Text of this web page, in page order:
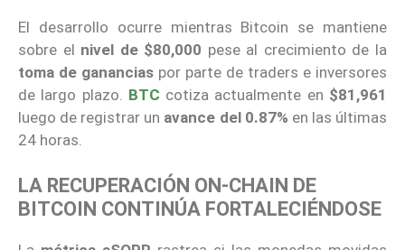
El desarrollo ocurre mientras Bitcoin se mantiene
sobre el nivel de $80,000 pese al crecimiento de la
toma de ganancias por parte de traders e inversores
de largo plazo. BTC cotiza actualmente en $81,961
luego de registrar un avance del 0.87% en las últimas
24 horas.
LA RECUPERACIÓN ON-CHAIN DE
BITCOIN CONTINÚA FORTALECIÉNDOSE